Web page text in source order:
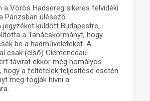
Adatbázis
Emlékművek (feltöltés alatt)
Menekültek
Visszhang
Publikációk
Kapcsolat
Trianon-kommentár
Dokumentumok
a Vörös Hadsereg sikeres felvidéki
Párizsban ülésező
küldött Budapestre,
a Tanácskormányt, hogy
be a hadműveleteket. A
csak (első) Clemenceau-
távirat ekkor még homályos
hogy a feltételek teljesítése esetén
meg fogják hívni a